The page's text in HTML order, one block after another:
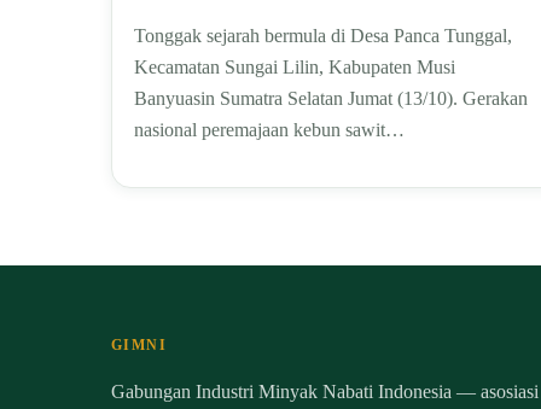
Tonggak sejarah bermula di Desa Panca Tunggal,
Kecamatan Sungai Lilin, Kabupaten Musi
Banyuasin Sumatra Selatan Jumat (13/10). Gerakan
nasional peremajaan kebun sawit…
GIMNI
Gabungan Industri Minyak Nabati Indonesia — asosiasi